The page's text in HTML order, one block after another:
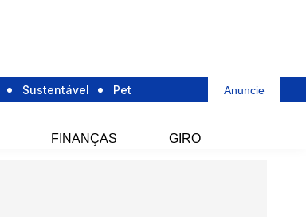
Sustentável Pet Anuncie
FINANÇAS GIRO